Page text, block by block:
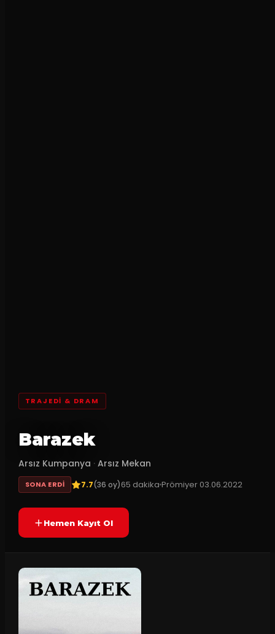
TRAJEDI & DRAM
Barazek
Arsız Kumpanya · Arsız Mekan
SONA ERDI 7.7(36 oy)65 dakikaPrömiyer 03.06.2022
Hemen Kayıt Ol